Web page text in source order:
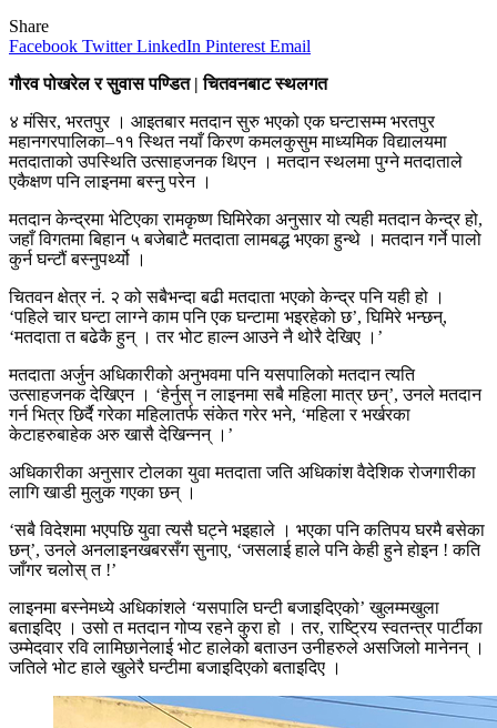
Share
Facebook Twitter LinkedIn Pinterest Email
गौरव पोखरेल र सुवास पण्डित | चितवनबाट स्थलगत
४ मंसिर, भरतपुर । आइतबार मतदान सुरु भएको एक घन्टासम्म भरतपुर
महानगरपालिका–११ स्थित नयाँ किरण कमलकुसुम माध्यमिक विद्यालयमा
मतदाताको उपस्थिति उत्साहजनक थिएन । मतदान स्थलमा पुग्ने मतदाताले
एकैक्षण पनि लाइनमा बस्नु परेन ।
मतदान केन्द्रमा भेटिएका रामकृष्ण घिमिरेका अनुसार यो त्यही मतदान केन्द्र हो,
जहाँ विगतमा बिहान ५ बजेबाटै मतदाता लामबद्ध भएका हुन्थे । मतदान गर्ने पालो
कुर्न घन्टौं बस्नुपर्थ्यो ।
चितवन क्षेत्र नं. २ को सबैभन्दा बढी मतदाता भएको केन्द्र पनि यही हो ।
‘पहिले चार घन्टा लाग्ने काम पनि एक घन्टामा भइरहेको छ’, घिमिरे भन्छन्,
‘मतदाता त बढेकै हुन् । तर भोट हाल्न आउने नै थोरै देखिए ।’
मतदाता अर्जुन अधिकारीको अनुभवमा पनि यसपालिको मतदान त्यति
उत्साहजनक देखिएन । ‘हेर्नुस् न लाइनमा सबै महिला मात्र छन्’, उनले मतदान
गर्न भित्र छिर्दै गरेका महिलातर्फ संकेत गरेर भने, ‘महिला र भर्खरका
केटाहरुबाहेक अरु खासै देखिन्नन् ।’
अधिकारीका अनुसार टोलका युवा मतदाता जति अधिकांश वैदेशिक रोजगारीका
लागि खाडी मुलुक गएका छन् ।
‘सबै विदेशमा भएपछि युवा त्यसै घट्ने भइहाले । भएका पनि कतिपय घरमै बसेका
छन्’, उनले अनलाइनखबरसँग सुनाए, ‘जसलाई हाले पनि केही हुने होइन ! कति
जाँगर चलोस् त !’
लाइनमा बस्नेमध्ये अधिकांशले ‘यसपालि घन्टी बजाइदिएको’ खुलम्मखुला
बताइदिए । उसो त मतदान गोप्य रहने कुरा हो । तर, राष्ट्रिय स्वतन्त्र पार्टीका
उम्मेदवार रवि लामिछानेलाई भोट हालेको बताउन उनीहरुले असजिलो मानेनन् ।
जतिले भोट हाले खुलेरै घन्टीमा बजाइदिएको बताइदिए ।